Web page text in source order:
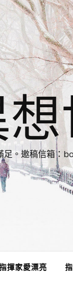
足。邀稿信箱：
揮家愛漂亮